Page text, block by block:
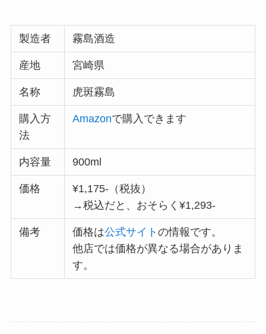
製造者 霧島酒造
産地 宮崎県
名称 虎斑霧島
購入方
法
Amazonで購入できます
内容量 900ml
価格
¥1,175-（税抜）
→税込だと、おそらく¥1,293-
備考 価格は公式サイトの情報です。
他店では価格が異なる場合がありま
す。